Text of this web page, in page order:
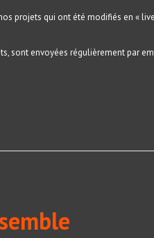
projets qui ont été modifiés en «
sont envoyées régulièrement par